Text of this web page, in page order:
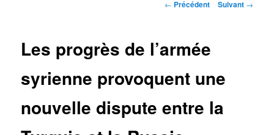
Navigation
← Précédent Suivant →
Les progrès de l’armée
syrienne provoquent une
nouvelle dispute entre la